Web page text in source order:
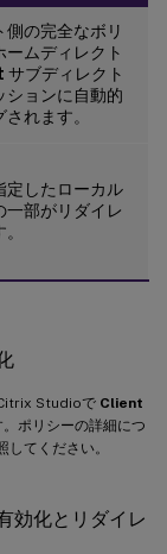
側の完全なボリ
ームディレクト
サブディレクト
ションに自動的
れます。
定したローカル
一部がリダイレ
Studioで Client
ポリシーの詳細につ
してください。
効化とリダイレ